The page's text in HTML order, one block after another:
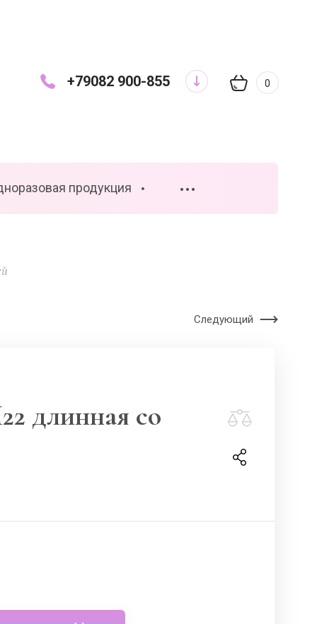
0
+79082 900-855
продукция •••
Следующий
длинная со